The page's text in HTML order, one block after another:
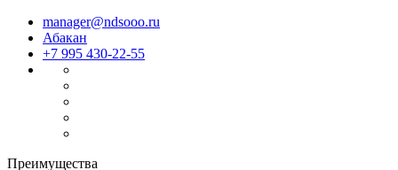
manager@ndsooo.ru
Абакан
+7 995 430-22-55
Преимущества